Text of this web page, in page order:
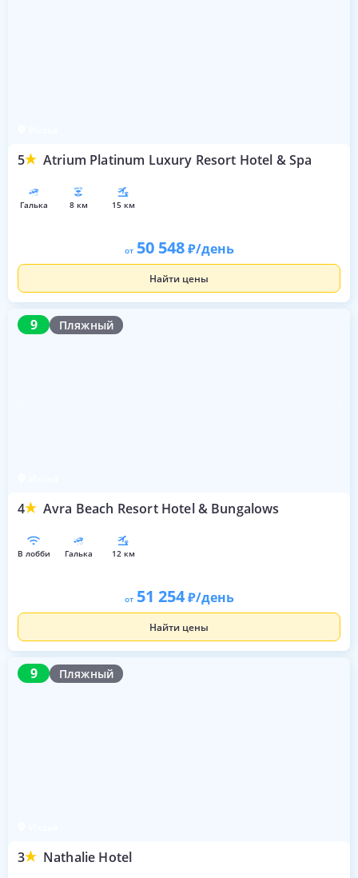
5 Atrium Platinum Luxury Resort Hotel & Spa
галька 8 км 15 км
от 50 548 /день
Найти цены
9 Пляжный
4 Avra Beach Resort Hotel & Bungalows
9
в лобби галька 12 км
от 51 254 /день
Найти цены
9 Пляжный
3 Nathalie Hotel
9